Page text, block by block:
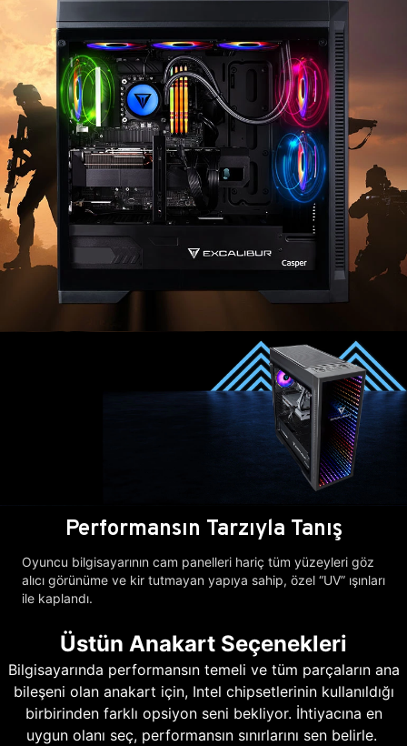
Performansın Tarzıyla Tanış
Oyuncu bilgisayarının cam panelleri hariç tüm yüzeyleri göz
alıcı görünüme ve kir tutmayan yapıya sahip, özel “UV” ışınları
ile kaplandı.
Üstün Anakart Seçenekleri
Bilgisayarında performansın temeli ve tüm parçaların ana
bileşeni olan anakart için, Intel chipsetlerinin kullanıldığı
birbirinden farklı opsiyon seni bekliyor. İhtiyacına en
uygun olanı seç, performansın sınırlarını sen belirle.